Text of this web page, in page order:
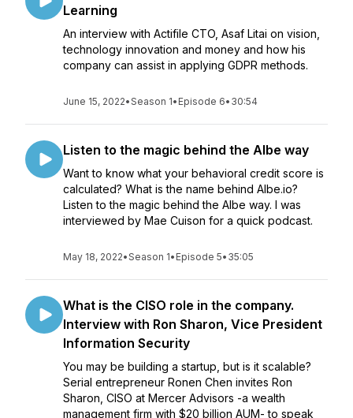
Learning
An interview with Actifile CTO, Asaf Litai on vision,
technology innovation and money and how his
company can assist in applying GDPR methods.
June 15, 2022•Season 1• Episode 6• 30:54
Listen to the magic behind the Albe way
Want to know what your behavioral credit score is
calculated? What is the name behind Albe.io?
Listen to the magic behind the Albe way. I was
interviewed by Mae Cuison for a quick podcast.
May 18, 2022•Season 1• Episode 5• 35:05
What is the CISO role in the company.
Interview with Ron Sharon, Vice President
Information Security
You may be building a startup, but is it scalable?
Serial entrepreneur Ronen Chen invites Ron
Sharon, CISO at Mercer Advisors -a wealth
management firm with $20 billion AUM- to speak